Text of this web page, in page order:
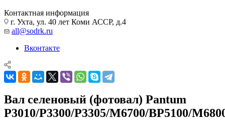
Контактная информация
г. Ухта, ул. 40 лет Коми АССР, д.4
all@sodrk.ru
Вконтакте
Вал селеновый (фотовал) Pantum
P3010/P3300/P3305/M6700/BP5100/